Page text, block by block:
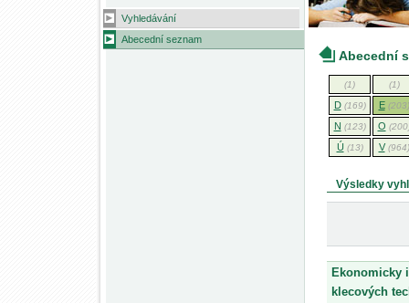
Vyhledávání
Abecední seznam
Abecední
(1) (1)
D (169) E (203)
N (123) O
Ú (13) V (964)
Výsledky
Ekonomicky
klecových